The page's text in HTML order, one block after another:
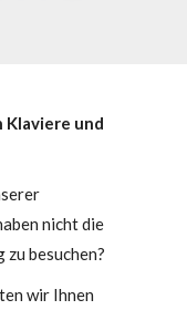
und
nicht die
besuchen?
wir Ihnen